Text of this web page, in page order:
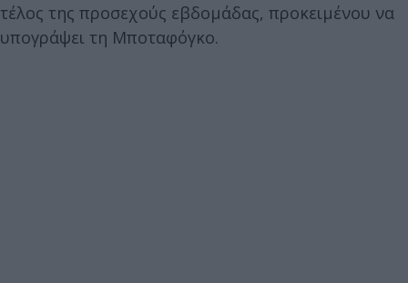
τέλος της προσεχούς εβδομάδας, προκειμένου να
υπογράψει τη Μποταφόγκο.